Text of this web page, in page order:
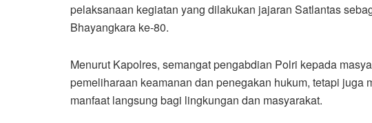
pelaksanaan kegiatan yang dilakukan jajaran Satlantas
Bhayangkara ke-80.
Menurut Kapolres, semangat pengabdian Polri kepada
pemeliharaan keamanan dan penegakan hukum, tetapi juga
manfaat langsung bagi lingkungan dan masyarakat.